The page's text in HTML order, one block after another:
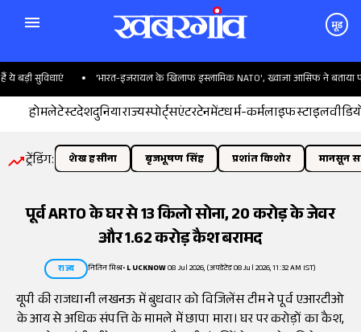
मूड
सुविधाएं 'भारत-इजरायल के खिलाफ इस्लामिक NATO', ख्वाजा आसिफ ने बताया
होमलेटेस्टदेशदुनियाराज्यस्पोर्ट्सएंटरटेनमेंटधर्म-कर्मलाइफस्टाइल
ट्रेंडिंग: शेख हसीना बृजभूषण सिंह प्रशांत किशोर मानसून
पूर्व ARTO के घर से 13 किलो सोना, 20 करोड़ के जेवर
और 1.62 करोड़ कैश बरामद
राज्य नितिन मिश्र•LUCKNOW08 Jul 2026, (अपडेटेड 08 Jul 2026, 11:32 AM IST)
यूपी की राजधानी लखनऊ में बुधवार को विजिलेंस टीम ने पूर्व एआरटीओ
के आय से अधिक संपत्ति के मामले में छापा मारा। घर पर करोड़ों का कैश,